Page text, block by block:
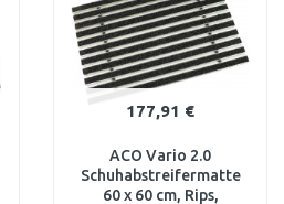
177,91 €
ACO Vario 2.0
Schuhabstreifermatte
60 x 60 cm, Rips,